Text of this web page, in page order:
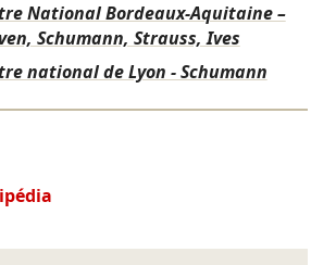
National Bordeaux-Aquitaine –
Schumann, Strauss, Ives
national de Lyon - Schumann